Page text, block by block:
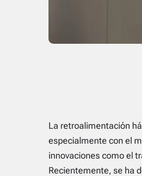
La retroalimentación
especialmente con el
innovaciones como el
Recientemente, se ha